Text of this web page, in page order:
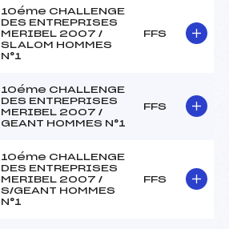
10éme CHALLENGE
DES ENTREPRISES
MERIBEL 2007 /
SLALOM HOMMES
N°1
FFS
10éme CHALLENGE
DES ENTREPRISES
MERIBEL 2007 /
GEANT HOMMES N°1
FFS
10éme CHALLENGE
DES ENTREPRISES
MERIBEL 2007 /
S/GEANT HOMMES
N°1
FFS